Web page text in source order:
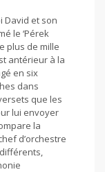
David et son
le ‘Pérek
plus de mille
antérieur à la
en six
dans
que les
lui envoyer
la
d’orchestre